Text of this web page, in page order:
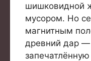
шишковидной
мусором. Но
магнитным
древний дар —